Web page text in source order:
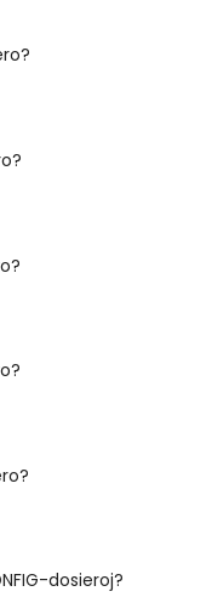
dosieroj?